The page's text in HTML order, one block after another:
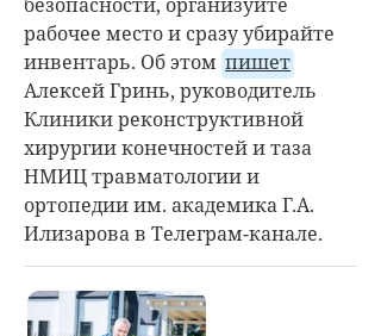
рабочее место и сразу убирайте
инвентарь. Об этом пишет
Алексей Гринь, руководитель
Клиники реконструктивной
хирургии конечностей и таза
НМИЦ травматологии и
ортопедии им. академика Г.А.
Илизарова в Телеграм-канале.